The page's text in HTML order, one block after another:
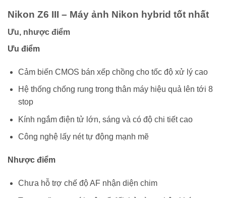
Nikon Z6 III – Máy ảnh Nikon hybrid tốt nhất
Ưu, nhược điểm
Ưu điểm
Cảm biến CMOS bán xếp chồng cho tốc độ xử lý cao
Hệ thống chống rung trong thân máy hiệu quả lên tới 8
stop
Kính ngắm điện tử lớn, sáng và có độ chi tiết cao
Công nghệ lấy nét tự động mạnh mẽ
Nhược điểm
Chưa hỗ trợ chế độ AF nhận diện chim